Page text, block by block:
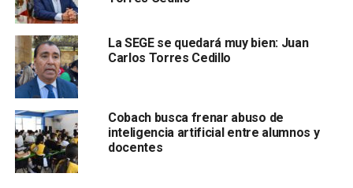
, orientado a visibilizar necesidades de estudiantes con
enfoque de derechos humanos; un módulo de carga solar
para celulares, así como
biodegradables creados con residuos orgánicos que
próximamente concursarán en Costa Rica, reflejando
el desarrollo de la juventud potosina
La SEGE se quedará muy bien: Juan
Carlos Torres Cedillo
Cobach busca frenar abuso de
inteligencia artificial entre alumnos y
docentes